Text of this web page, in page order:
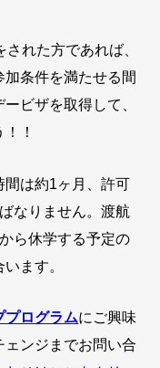
れた方であれば、
条件を満たせる間
ビザを取得して、
！
間は約1ヶ月、許可
なりません。渡航
ら休学する予定の
ます。
プログラムにご興味
ンジまでお問い合